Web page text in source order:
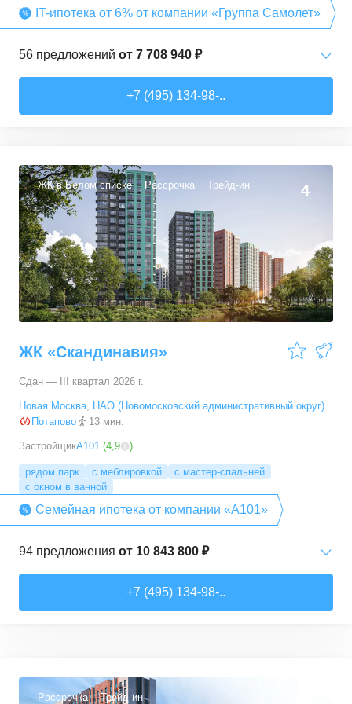
IT-ипотека от 6% от компании «Группа Самолет»
56 предложений от 7 708 940 ₽
34,71–49,54м² 22 предложения
2-комн. кв.
50,6–60,29
3-комн. кв. от16 491 230 ₽
74,3–94,8м² 22 предложения
+7 (495) 134-98-..
ЖК в Белом списке Рассрочка Трейд-ин 4
ЖК «Скандинавия»
Сдан — III квартал 2026 г.
Новая Москва, НАО (Новомосковский административный округ)
Потапово
13 мин.
ЗастройщикА101 (4,9 )
рядом парк с меблировкой
с мастер-спальней
с окном в ванной
Семейная ипотека от компании «А101»
94 предложения от 10 843 800 ₽
+7 (495) 134-98-..
Рассрочка Трейд-ин